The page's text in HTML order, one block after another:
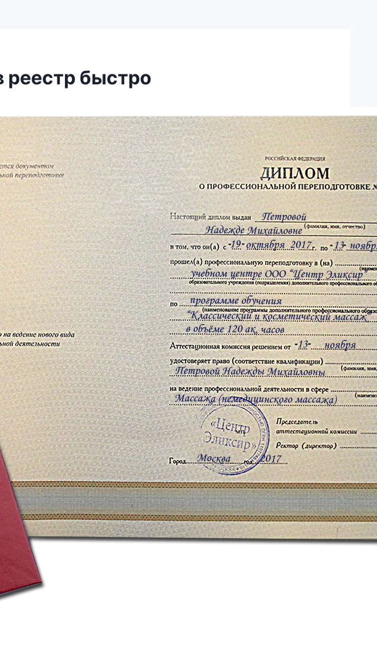
реестр быстро